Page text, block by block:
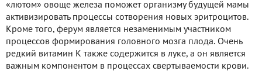
«лютом» овоще железа поможет организму будущей мамы
активизировать процессы сотворения новых эритроцитов.
Кроме того, ферум является незаменимым участником
процессов формирования головного мозга плода. Очень
редкий витамин К также содержится в луке, а он является
важным компонентом в процессах свертываемости крови.